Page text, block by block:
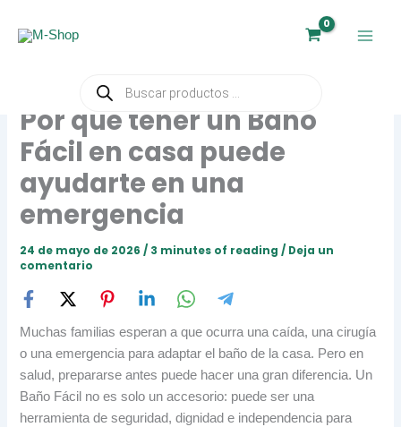
Búsqueda
productos
Por qué tener un Baño
Fácil en casa puede
ayudarte en una
emergencia
24 de mayo de 2026/ 3 minutes of reading / Deja un
comentario
Muchas familias esperan a que ocurra una caída, una cirugía
o una emergencia para adaptar el baño de la casa. Pero en
salud, prepararse antes puede hacer una gran diferencia. Un
Baño Fácil no es solo un accesorio: puede ser una
herramienta de seguridad, dignidad e independencia para